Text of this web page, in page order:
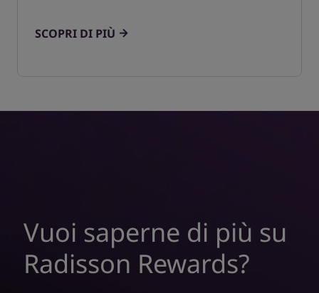
SCOPRI DI PIÙ
Vuoi saperne di più su
Radisson Rewards?